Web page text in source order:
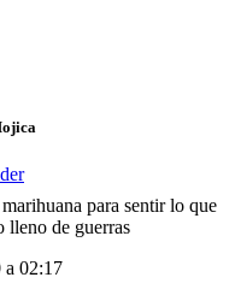
para sentir lo que
lleno de guerras
a 02:17